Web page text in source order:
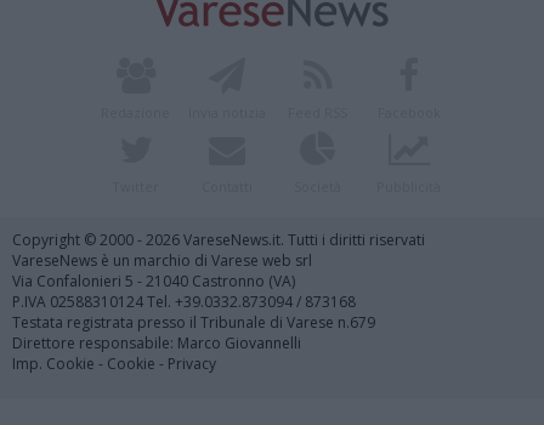
Copyright © 2000 - 2026 VareseNews.it. Tutti i diritti riservati
VareseNews è un marchio di Varese web srl
Via Confalonieri 5 - 21040 Castronno (VA)
P.IVA 02588310124 Tel. +39.0332.873094 / 873168
Testata registrata presso il Tribunale di Varese n.679
Direttore responsabile: Marco Giovannelli
Imp. Cookie - Cookie - Privacy